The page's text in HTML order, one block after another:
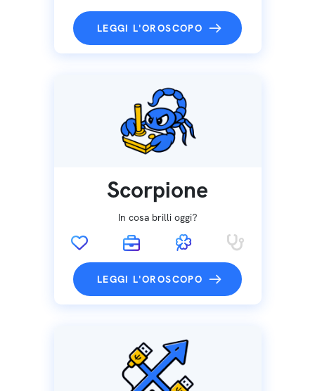
LEGGI L'OROSCOPO
Scorpione
In cosa brilli oggi?
LEGGI L'OROSCOPO